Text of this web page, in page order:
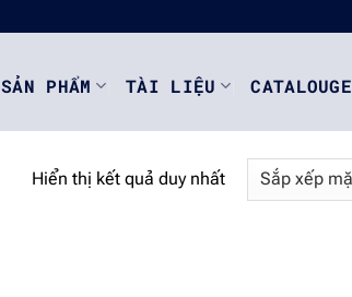
SẢN PHẨM TÀI LIỆU CATALOUGE
Hiển thị kết quả duy nhất